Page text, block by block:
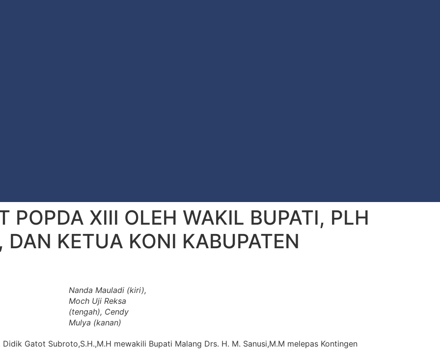
POPDA XIII OLEH WAKIL BUPATI, PLH
DAN KETUA KONI KABUPATEN
Nanda Mauladi (kiri),
Moch Uji Reksa
(tengah), Cendy
Mulya (kanan)
Gatot Subroto,S.H.,M.H mewakili Bupati Malang Drs. H. M. Sanusi,M.M melepas Kontingen